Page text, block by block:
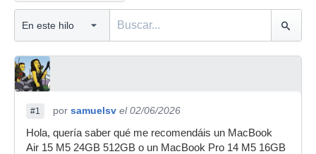
#1 por samuelsv el 02/06/2026
Hola, quería saber qué me recomendáis un MacBook
Air 15 M5 24GB 512GB o un MacBook Pro 14 M5 16GB